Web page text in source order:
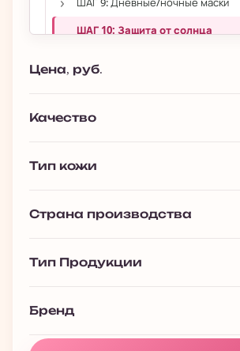
ШАГ 10: Защита от солнца
› Уход за телом
Мужчинам
Подарочные наборы
Цена, руб.
Качество
Тип кожи
Страна производства
Тип Продукции
Бренд